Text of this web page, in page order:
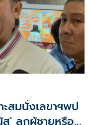
สมนั่งเลขาฯพป
' ลูกผู้ชายหรือ